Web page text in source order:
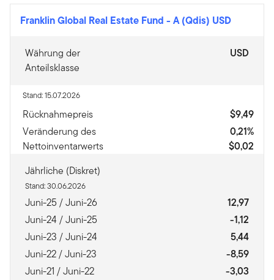
Franklin Global Real Estate Fund - A (Qdis) USD
Währung der
Anteilsklasse
USD
Stand: 15.07.2026
Rücknahmepreis
$9,49
Veränderung des
Nettoinventarwerts
0,21%
$0,02
Jährliche (Diskret)
Stand: 30.06.2026
Juni-25 / Juni-26
12,97
Juni-24 / Juni-25
-1,12
Juni-23 / Juni-24
5,44
Juni-22 / Juni-23
-8,59
Juni-21 / Juni-22
-3,03